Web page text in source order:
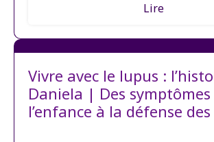
Lire
Vivre avec le lupus :
Daniela | Des symptômes
l’enfance à la défense